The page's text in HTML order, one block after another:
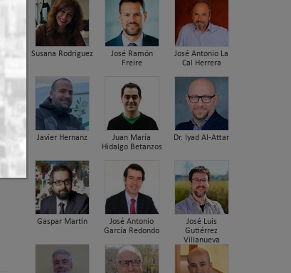
Susana Rodriguez
José Ramón
Freire
José Antonio La
Cal Herrera
Javier Hernanz
Juan María
Hidalgo Betanzos
Dr. Iyad Al-Attar
Gaspar Martín
José Antonio
García Redondo
José Luis
Gutiérrez
Villanueva